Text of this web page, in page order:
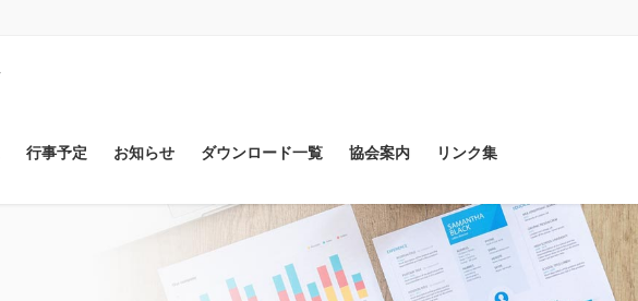
行事予定 お知らせ ダウンロード一覧 協会案内 リンク集